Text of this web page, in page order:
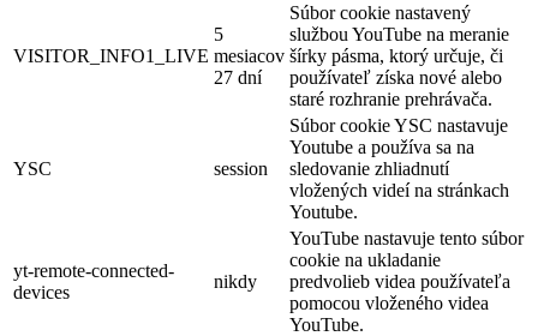
VISITOR_INFO1_LIVE
5
mesiacov
27 dní
Súbor cookie nastavený
službou YouTube na meranie
šírky pásma, ktorý určuje, či
používateľ získa nové alebo
staré rozhranie prehrávača.
YSC session
Súbor cookie YSC nastavuje
Youtube a používa sa na
sledovanie zhliadnutí
vložených videí na stránkach
Youtube.
yt-remote-connected-
devices
nikdy
YouTube nastavuje tento súbor
cookie na ukladanie
predvolieb videa používateľa
pomocou vloženého videa
YouTube.